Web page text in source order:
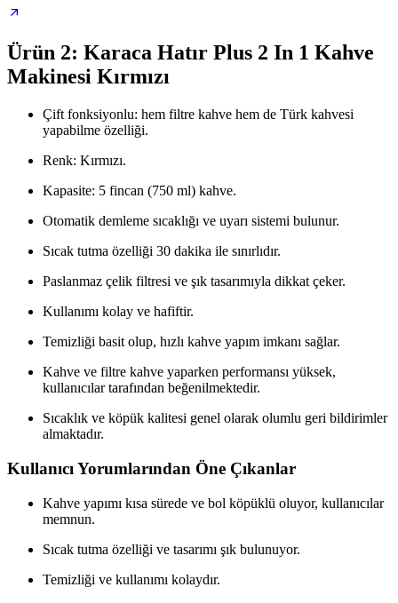
Ürün 2: Karaca Hatır Plus 2 In 1 Kahve
Makinesi Kırmızı
Çift fonksiyonlu: hem filtre kahve hem de Türk kahvesi
yapabilme özelliği.
Renk: Kırmızı.
Kapasite: 5 fincan (750 ml) kahve.
Otomatik demleme sıcaklığı ve uyarı sistemi bulunur.
Sıcak tutma özelliği 30 dakika ile sınırlıdır.
Paslanmaz çelik filtresi ve şık tasarımıyla dikkat çeker.
Kullanımı kolay ve hafiftir.
Temizliği basit olup, hızlı kahve yapım imkanı sağlar.
Kahve ve filtre kahve yaparken performansı yüksek,
kullanıcılar tarafından beğenilmektedir.
Sıcaklık ve köpük kalitesi genel olarak olumlu geri bildirimler
almaktadır.
Kullanıcı Yorumlarından Öne Çıkanlar
Kahve yapımı kısa sürede ve bol köpüklü oluyor, kullanıcılar
memnun.
Sıcak tutma özelliği ve tasarımı şık bulunuyor.
Temizliği ve kullanımı kolaydır.